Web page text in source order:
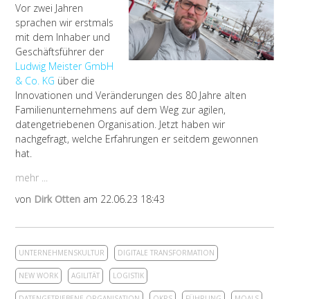
Vor zwei Jahren
sprachen wir erstmals
mit dem Inhaber und
Geschäftsführer der
Ludwig Meister GmbH
& Co. KG über die
Innovationen und Veränderungen des 80 Jahre alten
Familienunternehmens auf dem Weg zur agilen,
datengetriebenen Organisation. Jetzt haben wir
nachgefragt, welche Erfahrungen er seitdem gewonnen
hat.
mehr ...
von Dirk Otten am 22.06.23 18:43
UNTERNEHMENSKULTUR DIGITALE TRANSFORMATION
NEW WORK AGILITÄT LOGISTIK